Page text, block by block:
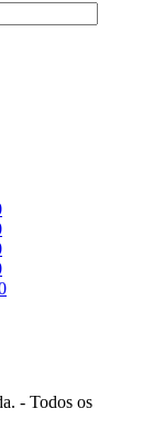
- Todos os